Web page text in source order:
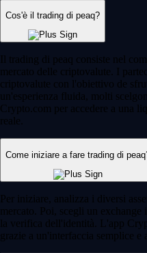
Cos'è il trading di peaq?
Il trading di peaq consiste nel
mercato delle criptovalute. I
criptovalute con l'obiettivo de
un'esperienza fluida, molti
Crypto.com per accedere a una
reale.
Come iniziare a fare trading di
Per iniziare, analizza i diversi
mercato. Poi, scegli un
la verifica dell'identità. L'app
grazie a un'interfaccia semplice e